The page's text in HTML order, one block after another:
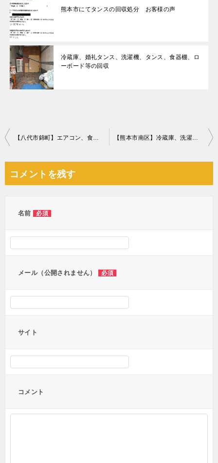
熊本市にてタンスの回収処分 お客様の声
冷蔵庫、婚礼タンス、洗濯機、タンス、食器棚、ロ
ーボード等の回収
投
ビ
ョ
【八代市錦町】エアコン、食器棚、学習机、分別なし家庭ごみ等の回収 【熊本市南区】冷蔵庫、洗濯機、棚、座椅子等の回収・処分ご依頼
コメントを残す
名前 必須
メール（公開されません） 必須
サイト
コメント